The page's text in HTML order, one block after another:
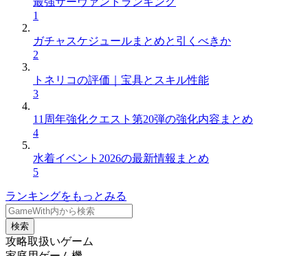
1
ガチャスケジュールまとめと引くべきか
2
トネリコの評価｜宝具とスキル性能
3
11周年強化クエスト第20弾の強化内容まとめ
4
水着イベント2026の最新情報まとめ
5
ランキングをもっとみる
検索
攻略取扱いゲーム